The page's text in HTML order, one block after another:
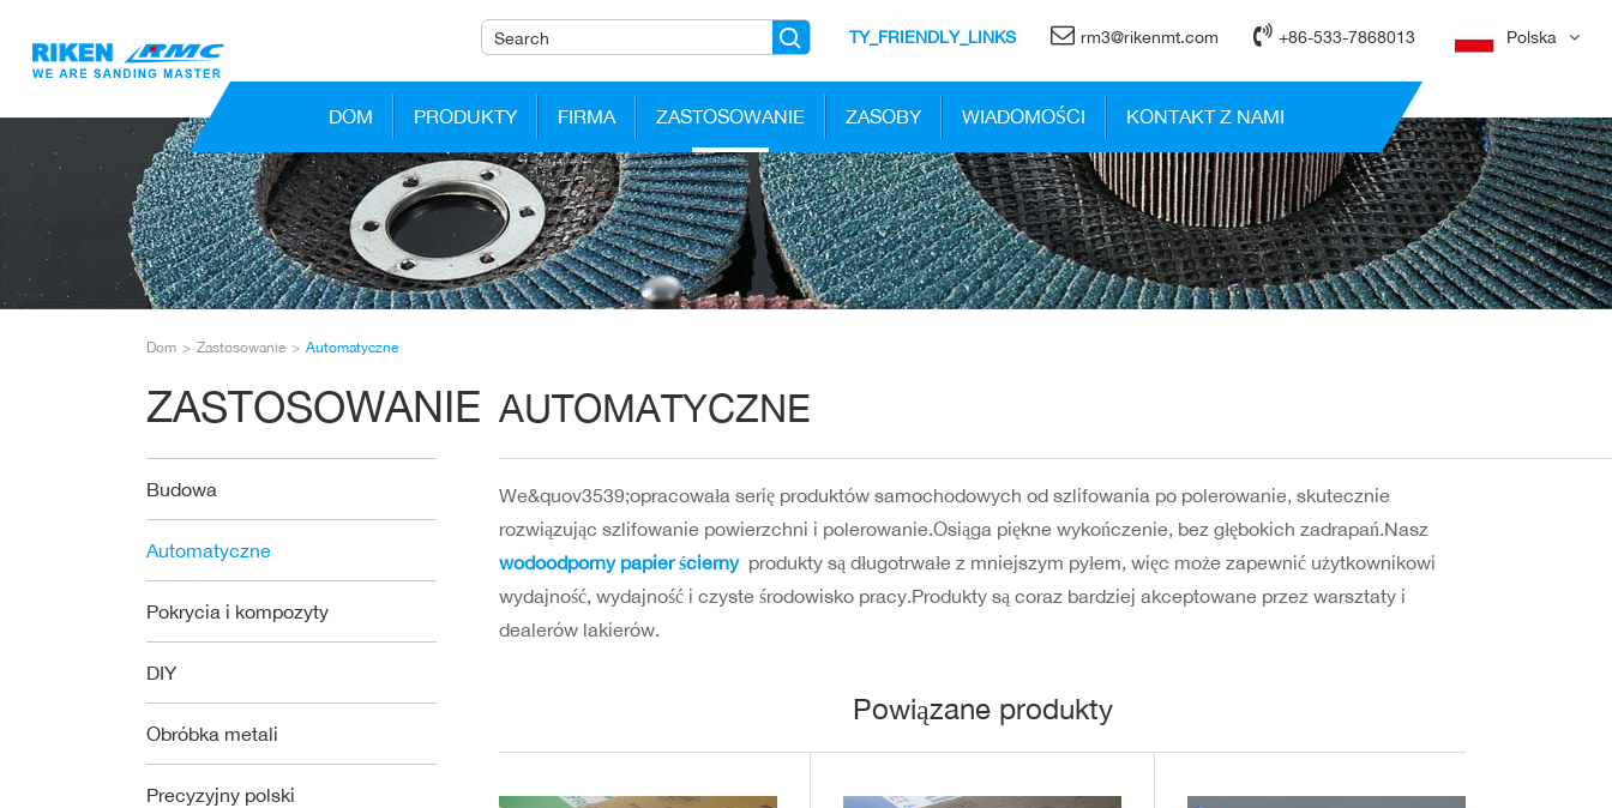
TY_FRIENDLY_LINKS rm3@rikenmt.com +86-533-7868013 Polska
DOM PRODUKTY FIRMA ZASTOSOWANIE ZASOBY WIADOMOŚCI KONTAKT Z NAMI
Dom Zastosowanie Automatyczne
ZASTOSOWANIE
Budowa
Automatyczne
Pokrycia i kompozyty
DIY
Obróbka metali
Precyzyjny polski
AUTOMATYCZNE
We&quov3539;opracowała serię produktów samochodowych od szlifowania po polerowanie, skutecznie
rozwiązując szlifowanie powierzchni i polerowanie.Osiąga piękne wykończenie, bez głębokich zadrapań.Nasz
wodoodporny papier ścierny produkty są długotrwałe z mniejszym pyłem, więc może zapewnić użytkownikowi
wydajność, wydajność i czyste środowisko pracy.Produkty są coraz bardziej akceptowane przez warsztaty i
dealerów lakierów.
Powiązane produkty